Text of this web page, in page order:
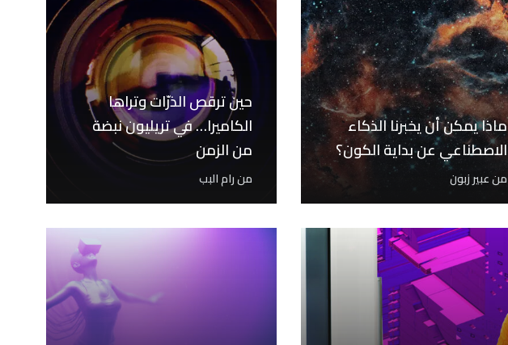
ماذا يمكن أن يخبرنا الذكاء
الاصطناعي عن بداية الكون؟
منعبير زبون
حين ترقص الذرّات وتراها
الكاميرا… في تريليون نبضة
من الزمن
منرام البب